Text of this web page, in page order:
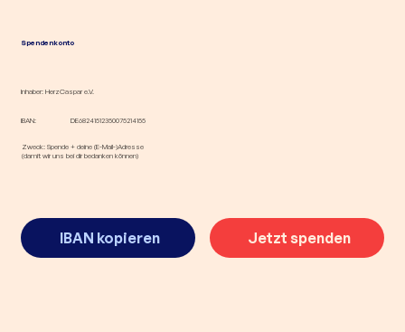
Spendenkonto
Inhaber: HerzCaspar e.V.
IBAN: DE68241512350075214155
IBAN kopieren
Zweck: Spende + deine (E-Mail-)Adresse
(damit wir uns bei dir bedanken können)
Jetzt spenden